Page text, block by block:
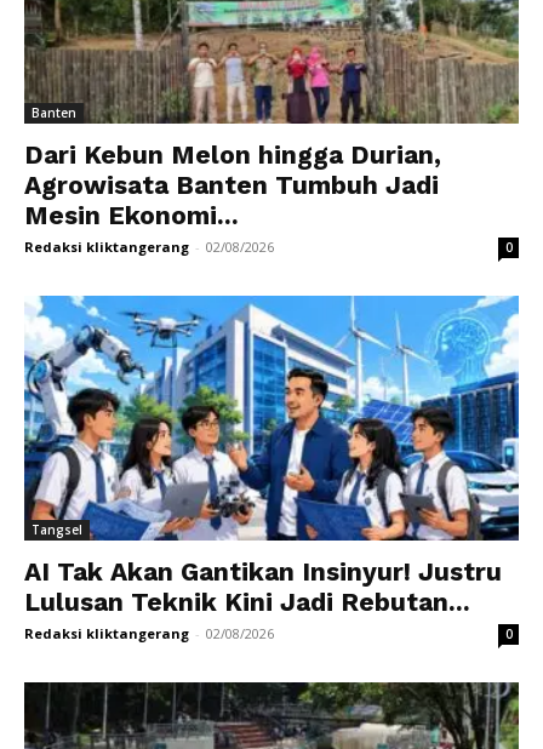
Banten
Dari Kebun Melon hingga Durian,
Agrowisata Banten Tumbuh Jadi
Mesin Ekonomi...
Redaksi kliktangerang - 02/08/2026 0
Tangsel
AI Tak Akan Gantikan Insinyur! Justru
Lulusan Teknik Kini Jadi Rebutan...
Redaksi kliktangerang - 02/08/2026 0